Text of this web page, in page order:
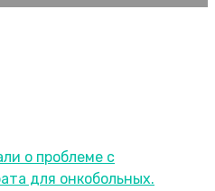
о проблеме с
для онкобольных.